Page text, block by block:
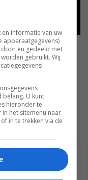
over Gears 5)
moment zijn.
koop.
informatie van uw
apparaatgegevens)
en gedeeld met
gebruikt. Wij
belang. U kunt
hieronder te
het sitemenu naar
in te trekken via de